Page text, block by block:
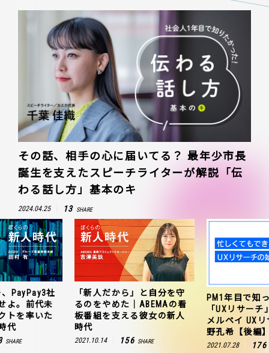
その話、相手の心に届いてる？ 最年少市長
誕生を支えたスピーチライターが解説「伝
わる話し方」基本のキ
2024.04.25 13 SHARE
PayPay3社
よ。前代未
トを率いた
代
SHARE
「新人だから」と自分を守
るのをやめた｜ABEMAの看
板番組を支える彼女の新人
時代
2021.10.14 156 SHARE
PM1年目で知
「UXリサー
メルペイ UX
野孔希【後編
2021.07.28 176